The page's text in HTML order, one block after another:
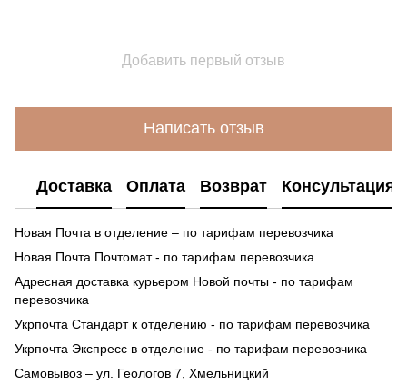
Добавить первый отзыв
Написать отзыв
Доставка Оплата Возврат Консультация
Новая Почта в отделение – по тарифам перевозчика
Новая Почта Почтомат - по тарифам перевозчика
Адресная доставка курьером Новой почты - по тарифам
перевозчика
Укрпочта Стандарт к отделению - по тарифам перевозчика
Укрпочта Экспресс в отделение - по тарифам перевозчика
Самовывоз – ул. Геологов 7, Хмельницкий